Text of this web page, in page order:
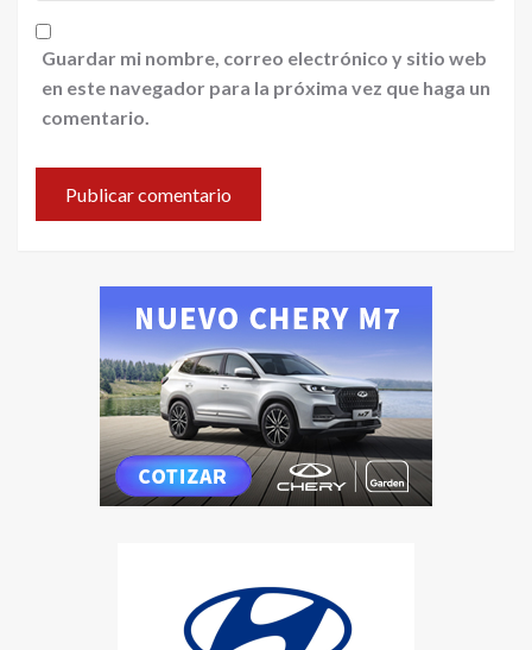
Guardar mi nombre, correo electrónico y sitio web
en este navegador para la próxima vez que haga un
comentario.